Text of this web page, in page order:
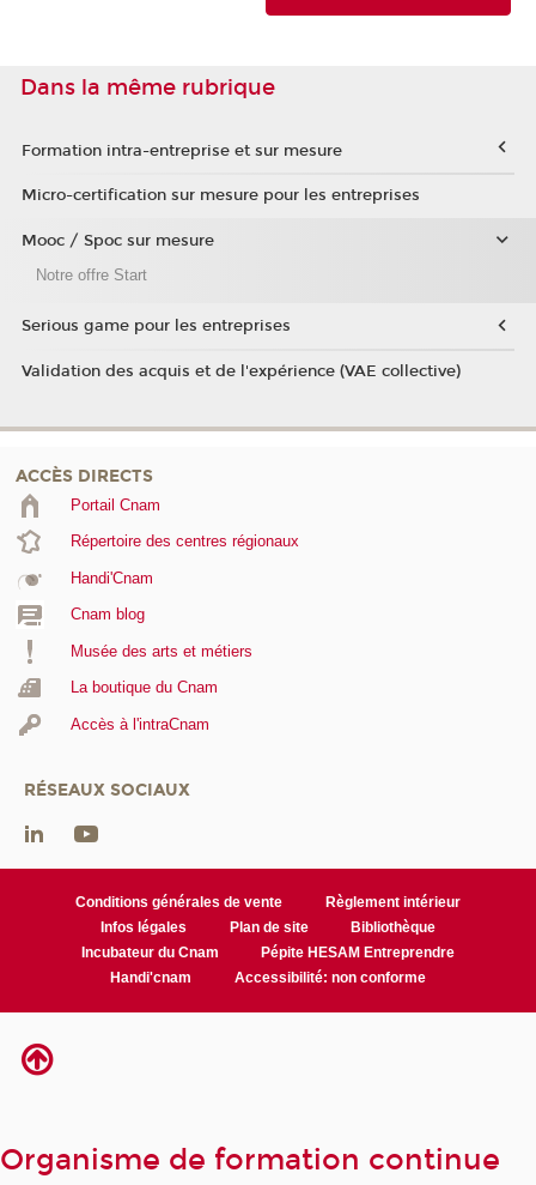
Dans la même rubrique
Formation intra-entreprise et sur mesure
Micro-certification sur mesure pour les entreprises
Mooc / Spoc sur mesure
Notre offre Start
Serious game pour les entreprises
Validation des acquis et de l'expérience (VAE collective)
ACCÈS DIRECTS
Portail Cnam
Répertoire des centres régionaux
Handi'Cnam
Cnam blog
Musée des arts et métiers
La boutique du Cnam
Accès à l'intraCnam
RÉSEAUX SOCIAUX
Conditions générales de vente
Règlement intérieur
Infos légales
Plan de site
Bibliothèque
Incubateur du Cnam
Pépite HESAM Entreprendre
Handi'cnam
Accessibilité: non conforme
Organisme de formation continue